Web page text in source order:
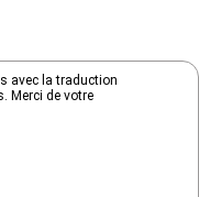
avec la traduction
Merci de votre